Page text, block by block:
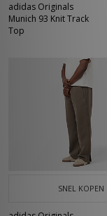
adidas Originals
Munich 93 Knit Track
Top
SNEL KOPEN